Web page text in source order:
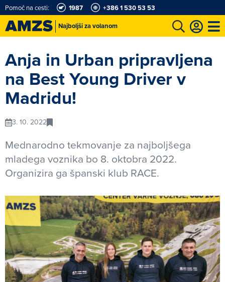
Najboljši za volanom
Pomoč na cesti: 1987 +386 1 530 53 53
Anja in Urban pripravljena
na Best Young Driver v
Madridu!
3. 10. 2022
Mednarodno tekmovanje za najboljšega
mladega voznika bo 8. oktobra 2022.
Organizira ga španski klub RACE.